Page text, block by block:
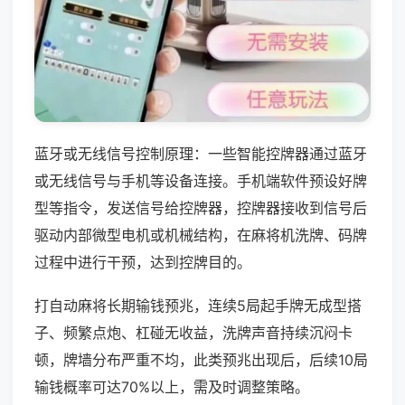
蓝牙或无线信号控制原理：一些智能控牌器通过蓝牙
或无线信号与手机等设备连接。手机端软件预设好牌
型等指令，发送信号给控牌器，控牌器接收到信号后
驱动内部微型电机或机械结构，在麻将机洗牌、码牌
过程中进行干预，达到控牌目的。
打自动麻将长期输钱预兆，连续5局起手牌无成型搭
子、频繁点炮、杠碰无收益，洗牌声音持续沉闷卡
顿，牌墙分布严重不均，此类预兆出现后，后续10局
输钱概率可达70%以上，需及时调整策略。